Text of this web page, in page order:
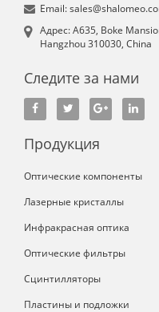
Email:
Aдрес: A635, Boke
Hangzhou 310030, China
Следите за нами
Продукция
Оптические компоненты
Лазерные кристаллы
Инфракрасная оптика
Оптические фильтры
Сцинтилляторы
Пластины и подложки